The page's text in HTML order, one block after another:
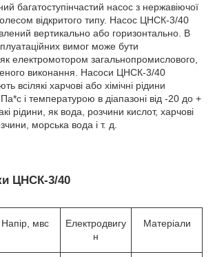
багатоступінчастий насос з нержавіючої
відкритого типу. Насос ЦНСК-3/40
вертикально або горизонтально. В
вимог може бути
електромотором загальнопромислового,
виконання. Насоси ЦНСК-3/40
всілякі харчові або хімічні рідини
і температурою в діапазоні від -20 до +
рідини, як вода, розчини кислот, харчові
морська вода і т. д.
ЦНСК-3/40
Напір, мвс
Електродвигу
н
Матеріали